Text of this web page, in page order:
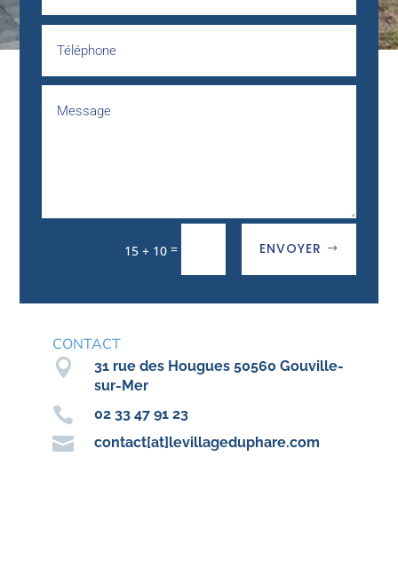
15 + 10= ENVOYER
CONTACT

31 rue des Hougues 50560 Gouville-
sur-Mer
 02 33 47 91 23
 contact[at]levillageduphare.com